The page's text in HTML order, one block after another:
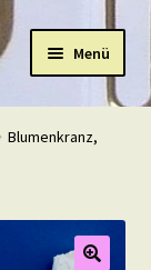
Menü
Blumenkranz,